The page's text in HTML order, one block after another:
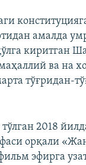
амалда
киритган
ва на
тўғридан-
2018
орқали
эфирга